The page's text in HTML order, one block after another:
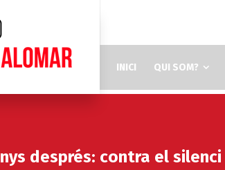
INICI QUI SOM?
després: contra el silenci